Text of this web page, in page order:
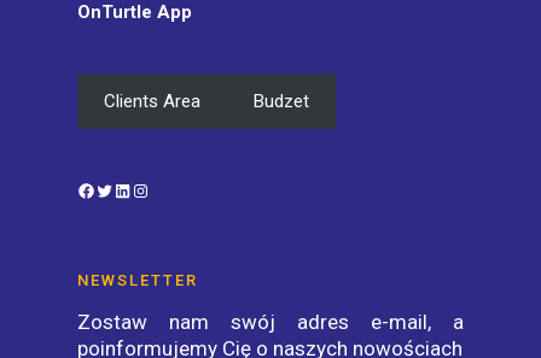
OnTurtle App
Clients Area Budzet
Facebook
TwitterLinkedIn
NEWSLETTER
Zostaw nam swój adres e-mail, a
poinformujemy Cię o naszych nowościach